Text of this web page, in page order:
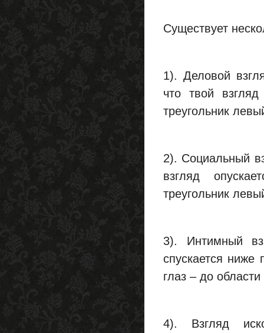
Существует
1). Деловой
что твой
треугольник
2). Социальный
взгляд
треугольник
3). Интимный
спускается ниже
глаз – до
4). Взгляд